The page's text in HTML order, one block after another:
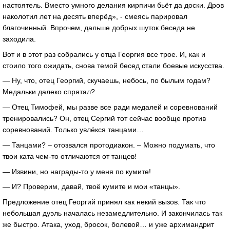
настоятель. Вместо умного делания кирпичи бьёт да доски. Дров
наколотил лет на десять вперёд», - смеясь парировал
благочинный. Впрочем, дальше добрых шуток беседа не
заходила.
Вот и в этот раз собрались у отца Георгия все трое. И, как и
стоило того ожидать, снова темой бесед стали боевые искусства.
— Ну, что, отец Георгий, скучаешь, небось, по былым годам?
Медальки далеко спрятал?
— Отец Тимофей, мы разве все ради медалей и соревнований
тренировались? Он, отец Сергий тот сейчас вообще против
соревнований. Только увлёкся танцами…
— Танцами? – отозвался протодиакон. – Можно подумать, что
твои ката чем-то отличаются от танцев!
— Извини, но награды-то у меня по кумите!
— И? Проверим, давай, твоё кумите и мои «танцы».
Предложение отец Георгий принял как некий вызов. Так что
небольшая дуэль началась незамедлительно. И закончилась так
же быстро. Атака, уход, бросок, болевой… и уже архимандрит